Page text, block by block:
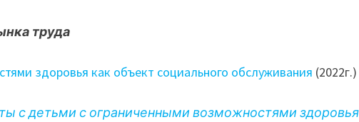
труда
здоровья как объект социального обслуживания (2022г.)
с детьми с ограниченными возможностями